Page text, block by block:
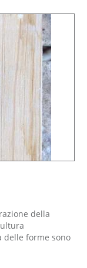
della
delle forme sono